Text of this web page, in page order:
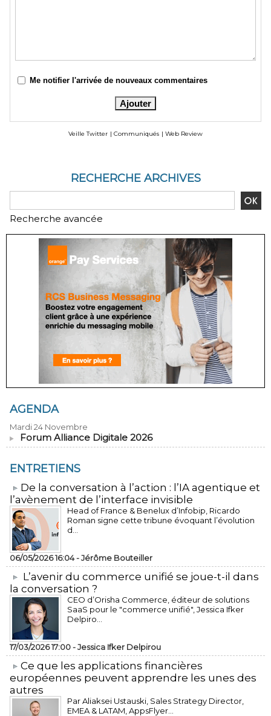
Me notifier l'arrivée de nouveaux commentaires
Veille Twitter | Communiqués | Web Review
RECHERCHE ARCHIVES
Recherche avancée
AGENDA
Mardi 24 Novembre
Forum Alliance Digitale 2026
ENTRETIENS
​De la conversation à l’action : l’IA agentique et
l’avènement de l’interface invisible
Head of France & Benelux d’Infobip, Ricardo
Roman signe cette tribune évoquant l’évolution
d...
06/05/2026 16:04 -Jérôme Bouteiller
L’avenir du commerce unifié se joue-t-il dans
la conversation ?
CEO d’Orisha Commerce, éditeur de solutions
SaaS pour le "commerce unifié", Jessica Ifker
Delpiro...
17/03/2026 17:00 -Jessica Ifker Delpirou
​Ce que les applications financières
européennes peuvent apprendre les unes des
autres
Par Aliaksei Ustauski, Sales Strategy Director,
EMEA & LATAM, AppsFlyer...